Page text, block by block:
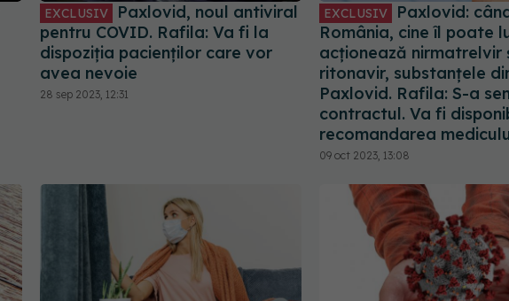
EXCLUSIV
Paxlovid, noul antiviral
pentru COVID. Rafila: Va fi la
dispoziția pacienților care vor
avea nevoie
28 sep 2023, 12:31
EXCLUSIV
Paxlovid:
România, cine îl poate
acționează nirmatrelvir
ritonavir, substanțele
Paxlovid. Rafila: S-a
contractul. Va fi
recomandarea
09 oct 2023, 13:08